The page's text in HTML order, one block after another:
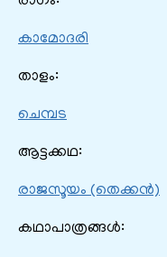
കാമോദരി
താളം:
ചെമ്പട
ആട്ടക്കഥ:
രാജസൂയം (തെക്കൻ)
കഥാപാത്രങ്ങൾ: